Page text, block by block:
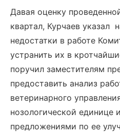
Давая оценку
квартал, Курчаев указал
недостатки в работе
устранить их в
поручил заместителям
предоставить анализ
ветеринарного
нозологической единице
предложениями по ее